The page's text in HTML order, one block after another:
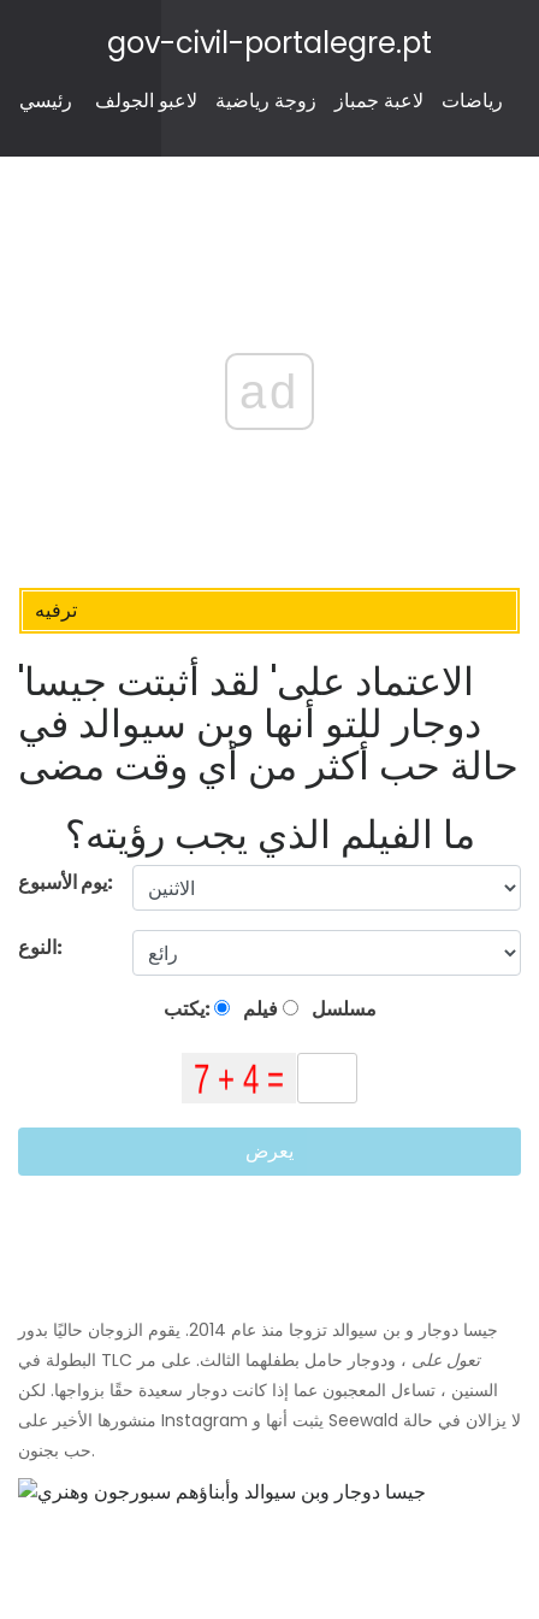
gov-civil-portalegre.pt
رئيسي لاعبو الجولف زوجة رياضية لاعبة جمباز رياضات
ad
ترفيه
'الاعتماد على' لقد أثبتت جيسا
دوجار للتو أنها وبن سيوالد في
حالة حب أكثر من أي وقت مضى
ما الفيلم الذي يجب رؤيته؟
يوم الأسبوع:
النوع:
يكتب: فيلم مسلسل
يعرض
جيسا دوجار و بن سيوالد تزوجا منذ عام 2014. يقوم الزوجان حاليًا بدور
البطولة في TLC
تعول على ، ودوجار حامل بطفلهما الثالث. على مر
السنين ، تساءل المعجبون عما إذا كانت دوجار سعيدة حقًا بزواجها. لكن
منشورها الأخير على Instagram يثبت أنها و Seewald لا يزالان في حالة
حب بجنون.